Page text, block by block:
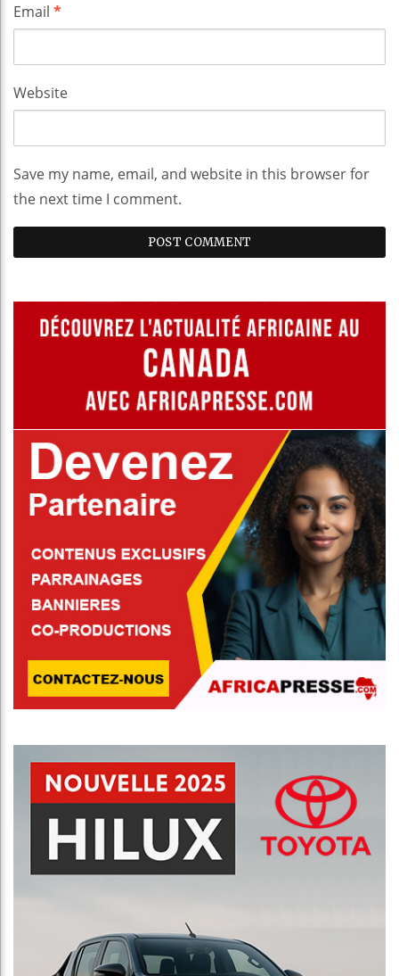
Email *
Website
Save my name, email, and website in this browser for
the next time I comment.